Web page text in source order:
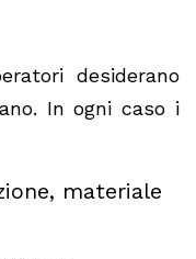
desiderano
In ogni caso i
materiale